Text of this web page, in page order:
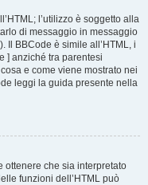
l’utilizzo è soggetto alla
di messaggio in messaggio
Il BBCode è simile all’HTML, i
] anziché tra parentesi
e come viene mostrato nei
leggi la guida presente nella
ottenere che sia interpretato
funzioni dell’HTML può